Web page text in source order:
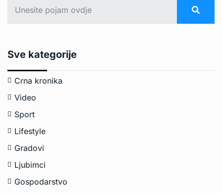
Sve kategorije
Crna kronika
Video
Sport
Lifestyle
Gradovi
Ljubimci
Gospodarstvo